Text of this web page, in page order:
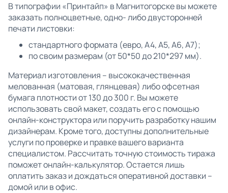
В типографии «Принтайп» в Магнитогорске вы можете
заказать полноцветные, одно- либо двусторонней
печати листовки:
стандартного формата (евро, А4, А5, А6, А7);
по своим размерам (от 50*50 до 210*297 мм).
Материал изготовления – высококачественная
мелованная (матовая, глянцевая) либо офсетная
бумага плотности от 130 до 300 г. Вы можете
использовать свой макет, создать его с помощью
онлайн-конструктора или поручить разработку нашим
дизайнерам. Кроме того, доступны дополнительные
услуги по проверке и правке вашего варианта
специалистом. Рассчитать точную стоимость тиража
поможет онлайн-калькулятор. Остается лишь
оплатить заказ и дождаться оперативной доставки –
домой или в офис.